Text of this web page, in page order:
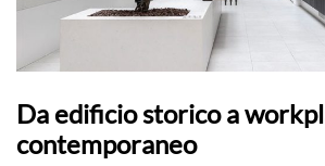
Da edificio storico a
contemporaneo